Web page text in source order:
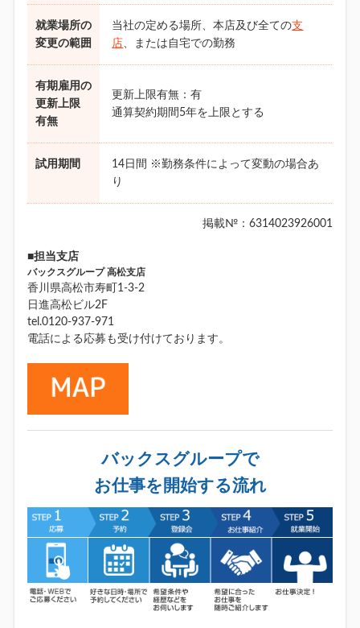
就業場所の
変更の範囲
当社の定める場所、本店及び全ての支
店、または自宅での勤務
有期雇用の
更新上限
有無
更新上限有無：有
通算契約期間5年を上限とする
試用期間
14日間 ※勤務条件によって変動の場合あ
り
掲載№：6314023926001
■担当支店
バックスグループ 高松支店
香川県高松市寿町1-3-2
日進高松ビル2F
tel.0120-937-971
電話による応募も受け付けております。
バックスグループで
お仕事を開始する流れ